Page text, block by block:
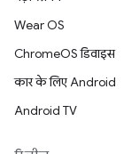
Wear OS
ChromeOS डिवाइस
कार के लिए Android
Android TV